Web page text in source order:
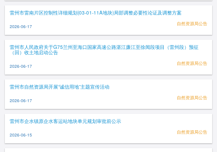
雷州市雷南片区控制性详细规划(03-01-11A地块)局部调整必要性论证及调整方案
2026-06-17 自然资源局公告
雷州市人民政府关于G75兰州至海口国家高速公路湛江廉江至徐闻段项目（雷州段）预征
（回）收土地启动公告
2026-06-17 自然资源局公告
雷州市自然资源局开展“诚信用地”主题宣传活动
2026-06-17 自然资源局公告
雷州市企水镇原企水客运站地块单元规划审批前公示
2026-06-15 自然资源局公告